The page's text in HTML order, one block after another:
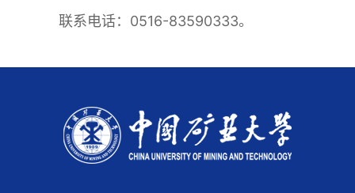
联系电话：0516-83590333。